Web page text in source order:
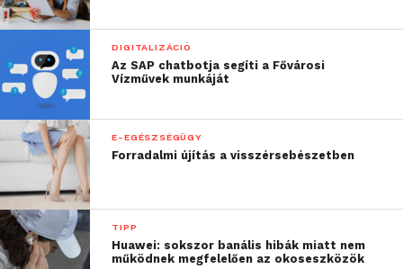
DIGITALIZÁCIÓ
Az SAP chatbotja segíti a Fővárosi
Vízművek munkáját
E-EGÉSZSÉGÜGY
Forradalmi újítás a visszérsebészetben
TIPP
Huawei: sokszor banális hibák miatt nem
működnek megfelelően az okoseszközök